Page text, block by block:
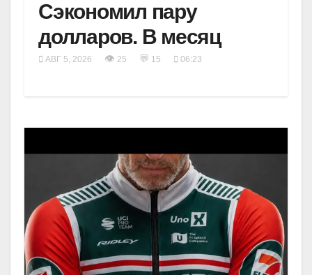
Сэкономил пару
долларов. В месяц
АВГ 5, 2026 👁 25 💬 15 06:23